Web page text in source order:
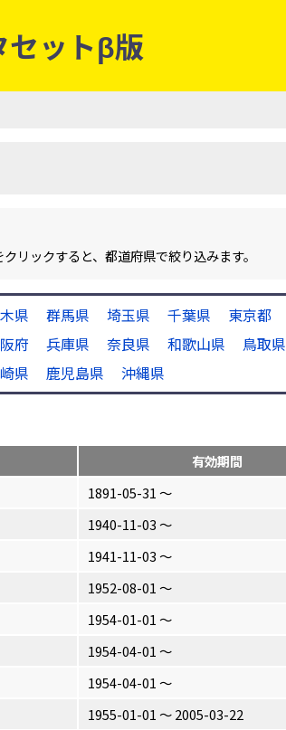
セットβ版
リックすると、都道府県で絞り込みます。
県 群馬県 埼玉県 千葉県 東京都
府 兵庫県 奈良県 和歌山県 鳥取県
県 鹿児島県 沖縄県
有効期間
1891-05-31 〜
1940-11-03 〜
1941-11-03 〜
1952-08-01 〜
1954-01-01 〜
1954-04-01 〜
1954-04-01 〜
1955-01-01 〜 2005-03-22